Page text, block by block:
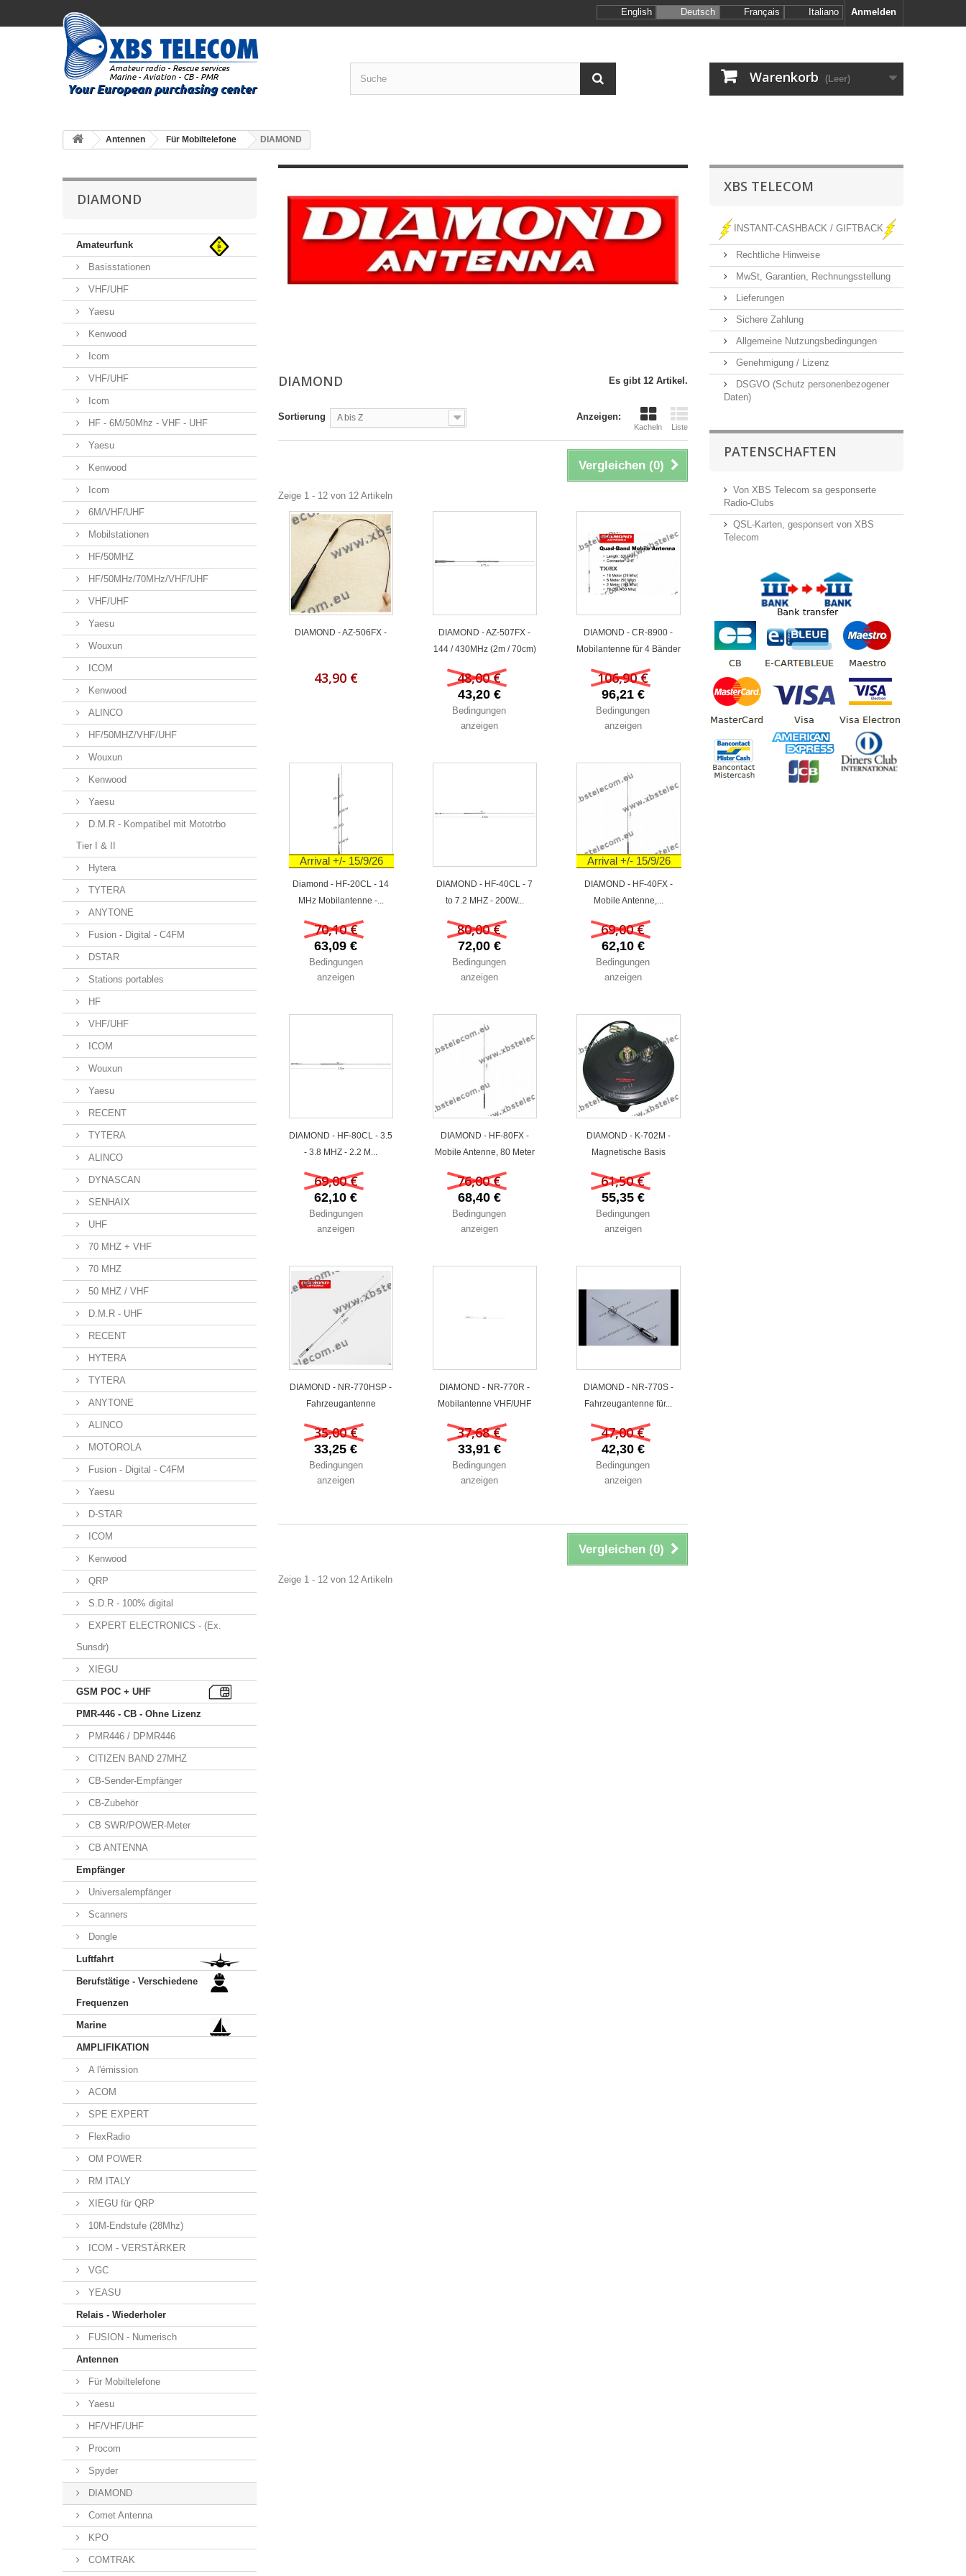
Anmelden
English Deutsch Français Italiano
Warenkorb (Leer)
Antennen Für Mobiltelefone DIAMOND
DIAMOND
Amateurfunk
Basisstationen
VHF/UHF
Yaesu
Kenwood
Icom
VHF/UHF
Icom
HF - 6M/50Mhz - VHF - UHF
Yaesu
Kenwood
Icom
6M/VHF/UHF
Mobilstationen
HF/50MHZ
HF/50MHz/70MHz/VHF/UHF
VHF/UHF
Yaesu
Wouxun
ICOM
Kenwood
ALINCO
HF/50MHZ/VHF/UHF
Wouxun
Kenwood
Yaesu
D.M.R - Kompatibel mit Mototrbo
Tier I & II
Hytera
TYTERA
ANYTONE
Fusion - Digital - C4FM
DSTAR
Stations portables
HF
VHF/UHF
ICOM
Wouxun
Yaesu
RECENT
TYTERA
ALINCO
DYNASCAN
SENHAIX
UHF
70 MHZ + VHF
70 MHZ
50 MHZ / VHF
D.M.R - UHF
RECENT
HYTERA
TYTERA
ANYTONE
ALINCO
MOTOROLA
Fusion - Digital - C4FM
Yaesu
D-STAR
ICOM
Kenwood
QRP
S.D.R - 100% digital
EXPERT ELECTRONICS - (Ex.
Sunsdr)
XIEGU
GSM POC + UHF
PMR-446 - CB - Ohne Lizenz
PMR446 / DPMR446
CITIZEN BAND 27MHZ
CB-Sender-Empfänger
CB-Zubehör
CB SWR/POWER-Meter
CB ANTENNA
Empfänger
Universalempfänger
Scanners
Dongle
Luftfahrt
Berufstätige - Verschiedene
Frequenzen
Marine
AMPLIFIKATION
A l'émission
ACOM
SPE EXPERT
FlexRadio
OM POWER
RM ITALY
XIEGU für QRP
10M-Endstufe (28Mhz)
ICOM - VERSTÄRKER
VGC
YEASU
Relais - Wiederholer
FUSION - Numerisch
Antennen
Für Mobiltelefone
Yaesu
HF/VHF/UHF
Procom
Spyder
DIAMOND
Comet Antenna
KPO
COMTRAK
DIAMOND Es gibt 12 Artikel.
Anzeigen:
Kacheln Liste
Sortierung A bis Z
Vergleichen (0)
Zeige 1 - 12 von 12 Artikeln
DIAMOND - AZ-506FX -
43,90 €
DIAMOND - AZ-507FX -
144 / 430MHz (2m / 70cm)
48,00 €
43,20 €
Bedingungen
anzeigen
DIAMOND - CR-8900 -
Mobilantenne für 4 Bänder
106,90 €
96,21 €
Bedingungen
anzeigen
Arrival +/- 15/9/26
Diamond - HF-20CL - 14
MHz Mobilantenne -...
70,10 €
63,09 €
Bedingungen
anzeigen
DIAMOND - HF-40CL - 7
to 7.2 MHZ - 200W...
80,00 €
72,00 €
Bedingungen
anzeigen
Arrival +/- 15/9/26
DIAMOND - HF-40FX -
Mobile Antenne,...
69,00 €
62,10 €
Bedingungen
anzeigen
DIAMOND - HF-80CL - 3.5
- 3.8 MHZ - 2.2 M...
69,00 €
62,10 €
Bedingungen
anzeigen
DIAMOND - HF-80FX -
Mobile Antenne, 80 Meter
76,00 €
68,40 €
Bedingungen
anzeigen
DIAMOND - K-702M -
Magnetische Basis
61,50 €
55,35 €
Bedingungen
anzeigen
DIAMOND - NR-770HSP -
Fahrzeugantenne
35,00 €
33,25 €
Bedingungen
anzeigen
DIAMOND - NR-770R -
Mobilantenne VHF/UHF
37,68 €
33,91 €
Bedingungen
anzeigen
DIAMOND - NR-770S -
Fahrzeugantenne für...
47,00 €
42,30 €
Bedingungen
anzeigen
Vergleichen (0)
Zeige 1 - 12 von 12 Artikeln
XBS TELECOM
INSTANT-CASHBACK / GIFTBACK
Rechtliche Hinweise
MwSt, Garantien, Rechnungsstellung
Lieferungen
Sichere Zahlung
Allgemeine Nutzungsbedingungen
Genehmigung / Lizenz
DSGVO (Schutz personenbezogener
Daten)
PATENSCHAFTEN
Von XBS Telecom sa gesponserte
Radio-Clubs
QSL-Karten, gesponsert von XBS
Telecom